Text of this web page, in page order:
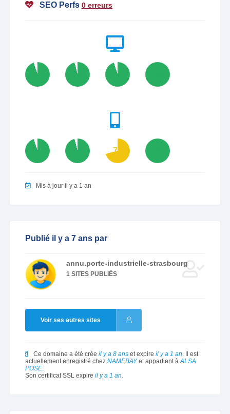
SEO Perfs 0 erreurs
95 96 95
95 96 71
Mis à jour il y a 1 an
Publié il y a 7 ans par
annu.porte-industrielle-strasbourg
1 SITES PUBLIÉS
Voir ses autres sites
Ce domaine a été crée il y a 8 anset expire il y a 1 an. Il est
actuellement enregistré chez NAMEBAYet appartient àALSA
POSE.
Son certificat SSL expire il y a 1 an.